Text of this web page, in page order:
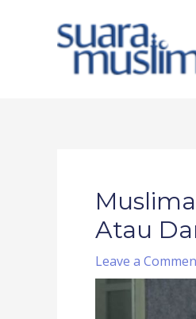
Atau
Leave a